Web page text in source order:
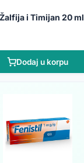
i Timijan 20 ml
Dodaj u korpu